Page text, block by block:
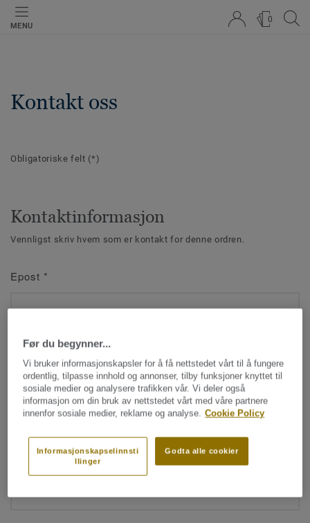
MENU
0
Kontakt oss
Obligatoriske felt (*)
Kontaktinformasjon
Vennligst skriv hvem som er kontakt for denne ordren.
Epost *
Navn*
Etternavn*
Før du begynner...
Vi bruker informasjonskapsler for å få nettstedet vårt til å fungere
ordentlig, tilpasse innhold og annonser, tilby funksjoner knyttet til
sosiale medier og analysere trafikken vår. Vi deler også
informasjon om din bruk av nettstedet vårt med våre partnere
innenfor sosiale medier, reklame og analyse. Cookie Policy
Godta alle cookier
Informasjonskapselinnsti
llinger